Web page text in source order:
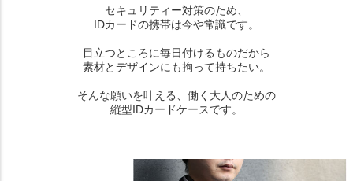
セキュリティー対策のため、
IDカードの携帯は今や常識です。
目立つところに毎日付けるものだから
素材とデザインにも拘って持ちたい。
そんな願いを叶える、働く大人のための
縦型IDカードケースです。